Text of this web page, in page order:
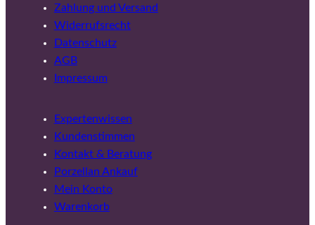
Zahlung und Versand
Widerrufsrecht
Datenschutz
AGB
Impressum
Expertenwissen
Kundenstimmen
Kontakt & Beratung
Porzellan Ankauf
Mein Konto
Warenkorb